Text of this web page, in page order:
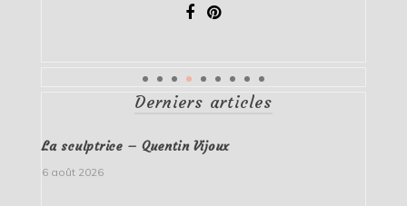
Derniers articles
La sculptrice – Quentin Vijoux
6 août 2026